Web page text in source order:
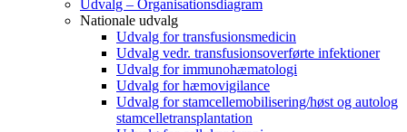
Udvalg – Organisationsdiagram
Nationale udvalg
Udvalg for transfusionsmedicin
Udvalg vedr. transfusionsoverførte infektioner
Udvalg for immunohæmatologi
Udvalg for hæmovigilance
Udvalg for stamcellemobilisering/høst og autolog
stamcelletransplantation